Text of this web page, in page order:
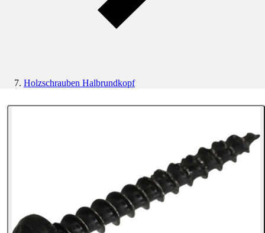
Holzschrauben Halbrundkopf